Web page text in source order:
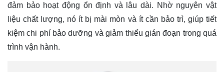
đảm bảo hoạt động ổn định và lâu dài. Nhờ nguyên vật
liệu chất lượng, nó ít bị mài mòn và ít cần bảo trì, giúp tiết
kiệm chi phí bảo dưỡng và giảm thiểu gián đoạn trong quá
trình vận hành.